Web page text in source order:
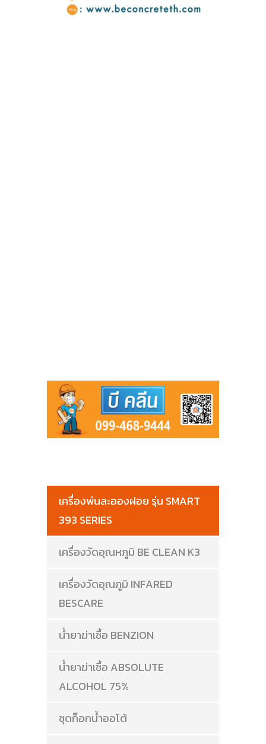
เครื่องพ่นละอองฝอย รุ่น SMART
393 SERIES
เครื่องวัดอุณหภูมิ BE CLEAN K3
เครื่องวัดอุณภูมิ INFARED
BESCARE
น้ำยาฆ่าเชื้อ BENZION
น้ำยาฆ่าเชื้อ ABSOLUTE
ALCOHOL 75%
ชุดก็อกน้ำออโต้